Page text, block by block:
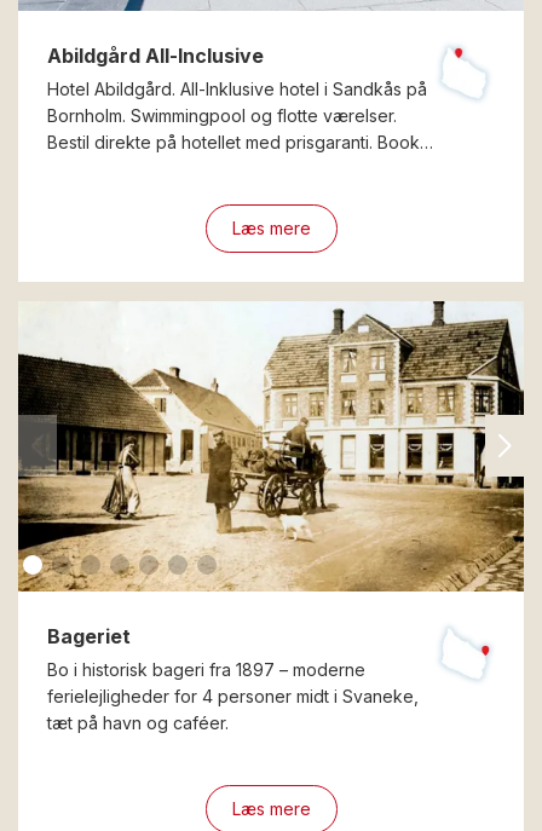
Abildgård All-Inclusive
Hotel Abildgård. All-Inklusive hotel i Sandkås på
Bornholm. Swimmingpool og flotte værelser.
Bestil direkte på hotellet med prisgaranti. Book…
Læs mere
Bageriet
Bo i historisk bageri fra 1897 – moderne
ferielejligheder for 4 personer midt i Svaneke,
tæt på havn og caféer.
Læs mere